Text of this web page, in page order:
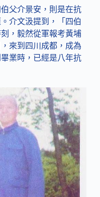
父介景安，則是在抗
介文汲提到，「四伯
，毅然從軍報考黃埔
來到四川成都，成為
業時，已經是八年抗